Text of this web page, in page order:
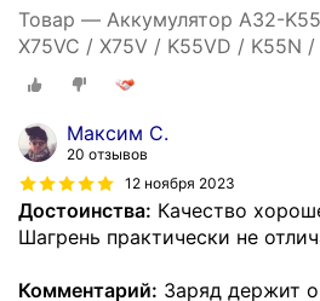
Товар — Аккумулятор A32-
X75VC / X75V / K55VD / K55N /
/ X55C / X75VB / K55VM / A55
5200mah
Максим С.
20 отзывов
12 ноября 2023
Достоинства: Качество
Шагрень практически не
Комментарий: Заряд держит